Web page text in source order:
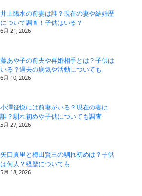
井上陽水の前妻は誰？現在の妻や結婚歴
について調査！子供はいる？
6月 21, 2026
藤あや子の前夫や再婚相手とは？子供は
いる？過去の病気や活動についても
6月 10, 2026
小澤征悦には前妻がいる？現在の妻は
誰？馴れ初めや子供についても調査
5月 27, 2026
矢口真里と梅田賢三の馴れ初めは？子供
は何人？経歴についても
5月 18, 2026